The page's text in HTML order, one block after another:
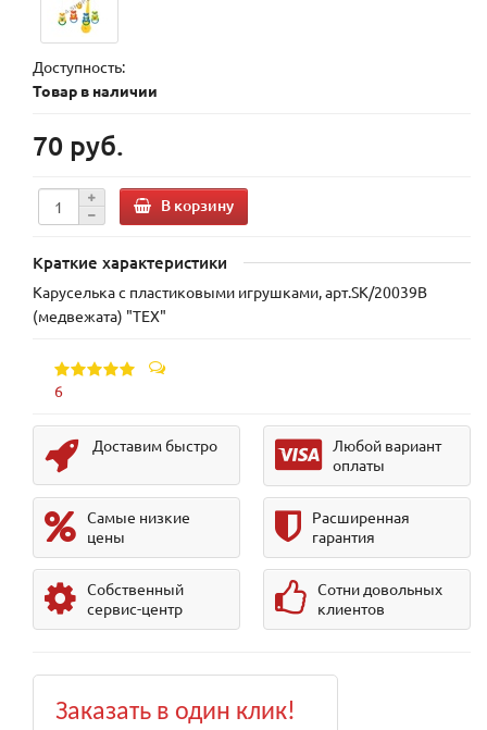
Доступность:
Товар в наличии
70 руб.
В корзину
Краткие характеристики
Каруселька с пластиковыми игрушками, арт.SK/20039В
(медвежата) "TEX"
6
Доставим быстро
Любой вариант
оплаты
Самые низкие
цены
Расширенная
гарантия
Собственный
сервис-центр
Сотни довольных
клиентов
Заказать в один клик!